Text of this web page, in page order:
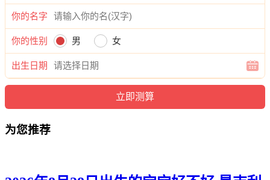
瑾峰、俊海、锦信、元昀、洺恺、泽彦、温恺、迪伦、嘉渝、
弘桦、郎凡、海林、正俊、辰庚、恺瀚、琦宇、啸布、俊嘉、
颜泽、信旭、伟旻、海诚、彦雄、曜宸、俊江、树海、诺俊、
正新、伦锦、嘉博。
你的名字
你的性别 男 女
出生日期
为您推荐